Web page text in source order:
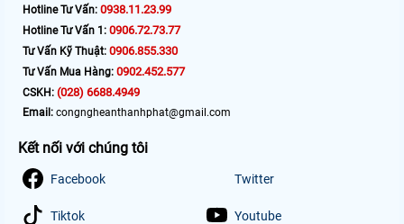
Hotline Tư Vấn: 0938.11.23.99
Hotline Tư Vấn 1: 0906.72.73.77
Tư Vấn Kỹ Thuật: 0906.855.330
Tư Vấn Mua Hàng: 0902.452.577
CSKH: (028) 6688.4949
Email: congngheanthanhphat@gmail.com
Kết nối với chúng tôi
Facebook Twitter
Tiktok Youtube